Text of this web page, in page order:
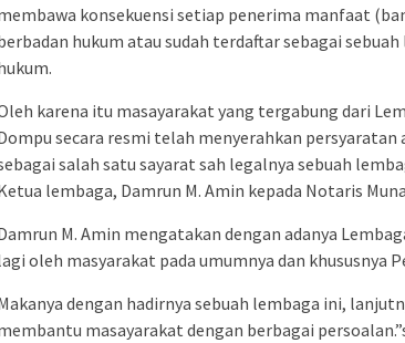
konsekuensi setiap penerima manfaat
hukum atau sudah terdaftar sebagai
karena itu masayarakat yang tergabung dari
secara resmi telah menyerahkan
salah satu sayarat sah legalnya sebuah
lembaga, Damrun M. Amin kepada Notaris
M. Amin mengatakan dengan adanya
oleh masyarakat pada umumnya dan khususnya
dengan hadirnya sebuah lembaga ini,
masayarakat dengan berbagai